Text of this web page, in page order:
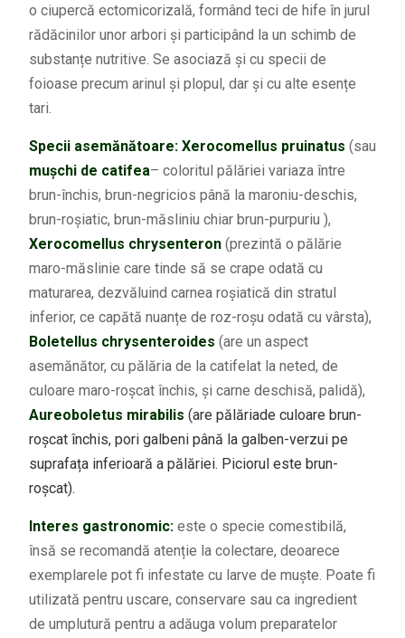
o ciupercă ectomicorizală, formând teci de hife în jurul
rădăcinilor unor arbori și participând la un schimb de
substanțe nutritive. Se asociază și cu specii de
foioase precum arinul și plopul, dar și cu alte esențe
tari.
Specii asemănătoare: Xerocomellus pruinatus (sau
mușchi de catifea– coloritul pălăriei variaza între
brun-închis, brun-negricios până la maroniu-deschis,
brun-roșiatic, brun-măsliniu chiar brun-purpuriu ),
Xerocomellus chrysenteron(prezintă o pălărie
maro-măslinie care tinde să se crape odată cu
maturarea, dezvăluind carnea roșiatică din stratul
inferior, ce capătă nuanțe de roz-roșu odată cu vârsta),
Boletellus chrysenteroides (are un aspect
asemănător, cu pălăria de la catifelat la neted, de
culoare maro-roșcat închis, și carne deschisă, palidă),
Aureoboletus mirabilis (are pălăriade culoare brun-
roșcat închis, pori galbeni până la galben-verzui pe
suprafața inferioară a pălăriei. Piciorul este brun-
roșcat).
Interes gastronomic:este o specie comestibilă,
însă se recomandă atenție la colectare, deoarece
exemplarele pot fi infestate cu larve de muște. Poate fi
utilizată pentru uscare, conservare sau ca ingredient
de umplutură pentru a adăuga volum preparatelor